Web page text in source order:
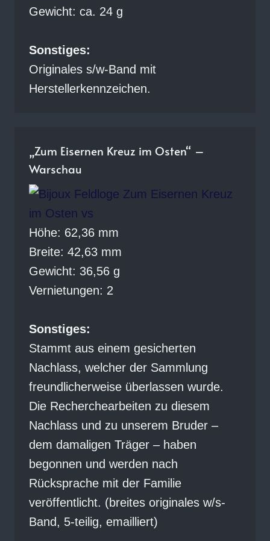
Gewicht: ca. 24 g
Sonstiges:
Originales s/w-Band mit
Herstellerkennzeichen.
„Zum Eisernen Kreuz im Osten“ –
Warschau
Höhe: 62,36 mm
Breite: 42,63 mm
Gewicht: 36,56 g
Vernietungen: 2
Sonstiges:
Stammt aus einem gesicherten
Nachlass, welcher der Sammlung
freundlicherweise überlassen wurde.
Die Recherchearbeiten zu diesem
Nachlass und zu unserem Bruder –
dem damaligen Träger – haben
begonnen und werden nach
Rücksprache mit der Familie
veröffentlicht. (breites originales w/s-
Band, 5-teilig, emailliert)